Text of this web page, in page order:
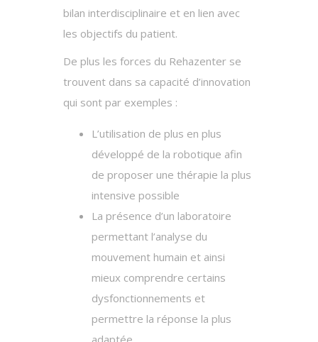
bilan interdisciplinaire et en lien avec
les objectifs du patient.
De plus les forces du Rehazenter se
trouvent dans sa capacité d’innovation
qui sont par exemples :
L’utilisation de plus en plus
développé de la robotique afin
de proposer une thérapie la plus
intensive possible
La présence d’un laboratoire
permettant l’analyse du
mouvement humain et ainsi
mieux comprendre certains
dysfonctionnements et
permettre la réponse la plus
adaptée